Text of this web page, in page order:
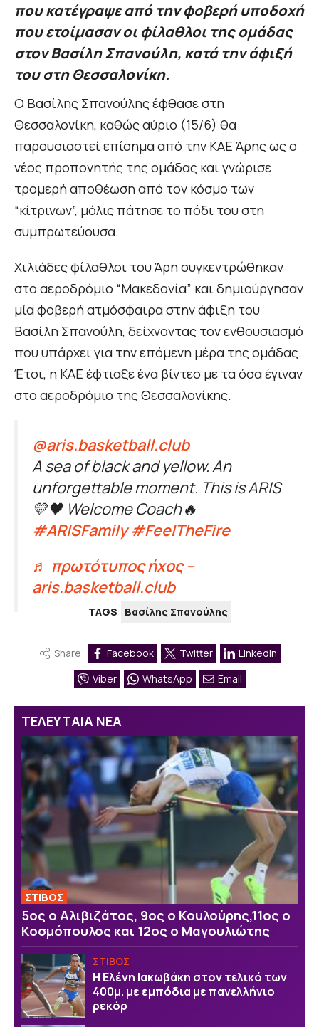
που κατέγραψε από την φοβερή υποδοχή
που ετοίμασαν οι φίλαθλοι της ομάδας
στον Βασίλη Σπανούλη, κατά την άφιξή
του στη Θεσσαλονίκη.
Ο Βασίλης Σπανούλης έφθασε στη
Θεσσαλονίκη, καθώς αύριο (15/6) θα
παρουσιαστεί επίσημα από την ΚΑΕ Άρης ως ο
νέος προπονητής της ομάδας και γνώρισε
τρομερή αποθέωση από τον κόσμο των
“κίτρινων”, μόλις πάτησε το πόδι του στη
συμπρωτεύουσα.
Χιλιάδες φίλαθλοι του Άρη συγκεντρώθηκαν
στο αεροδρόμιο “Μακεδονία” και δημιούργησαν
μία φοβερή ατμόσφαιρα στην άφιξη του
Βασίλη Σπανούλη, δείχνοντας τον ενθουσιασμό
που υπάρχει για την επόμενη μέρα της ομάδας.
Έτσι, η ΚΑΕ έφτιαξε ένα βίντεο με τα όσα έγιναν
στο αεροδρόμιο της Θεσσαλονίκης.
@aris.basketball.club
A sea of black and yellow. An
unforgettable moment. This is ARIS
💛🖤 Welcome Coach🔥
#ARISFamily #FeelTheFire
♬ πρωτότυπος ήχος –
aris.basketball.club
TAGS Βασίλης Σπανούλης
Share Facebook Twitter
Linkedin
Viber
WhatsApp Email
ΤΕΛΕΥΤΑΙΑ ΝΕΑ
ΣΤΙΒΟΣ
5ος ο Αλιβιζάτος, 9ος ο Κουλούρης,11ος ο
Κοσμόπουλος και 12ος ο Μαγουλιώτης
ΣΤΙΒΟΣ
Η Ελένη Ιακωβάκη στον τελικό των
400μ. με εμπόδια με πανελλήνιο
ρεκόρ